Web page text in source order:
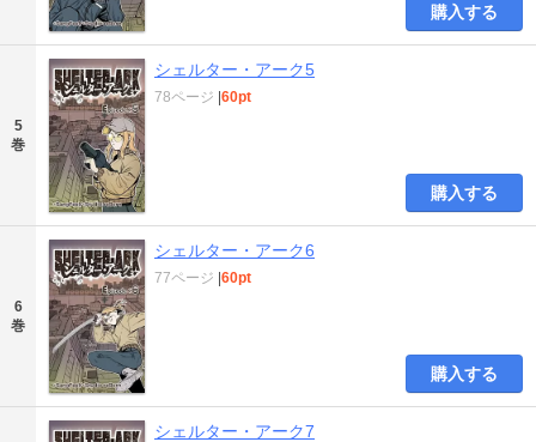
購入する
5
巻
シェルター・アーク5
78ページ |60pt
購入する
6
巻
シェルター・アーク6
77ページ |60pt
購入する
シェルター・アーク7